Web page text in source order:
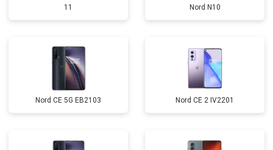
11 Nord N10
Nord CE 5G EB2103 Nord CE 2 IV2201